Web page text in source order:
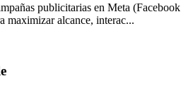
publicitarias en Meta (Facebook
maximizar alcance, interac...